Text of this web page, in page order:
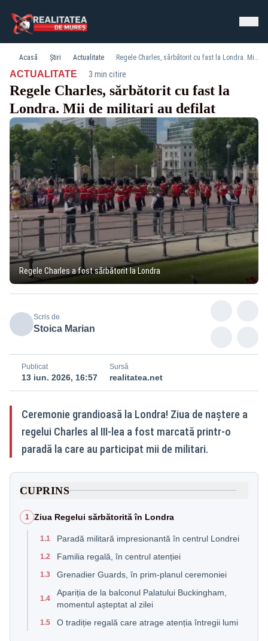
Acasă Știri Actualitate Regele Charles, sărbătorit cu fast la Londra. Mii de militari au defilat
ACTUALITATE· 3 min citire
Regele Charles, sărbătorit cu fast la
Londra. Mii de militari au defilat
Regele Charles a fost sărbătorit la Londra
Scris de
Stoica Marian
Publicat
13 iun. 2026, 16:57
Sursă
realitatea.net
Ceremonie grandioasă la Londra! Ziua de naștere a
regelui Charles al III-lea a fost marcată printr-o
paradă la care au participat mii de militari.
CUPRINS
1 Ziua Regelui sărbătorită în Londra
1.1 Paradă militară impresionantă în centrul Londrei
1.2 Familia regală, în centrul atenției
1.3 Grenadier Guards, în prim-planul ceremoniei
1.4
Apariția de la balconul Palatului Buckingham,
momentul așteptat al zilei
1.5 O tradiție regală care atrage atenția întregii lumi